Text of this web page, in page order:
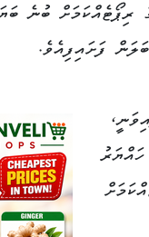
ރިޕޯޓެއްކަމަށް ބުނެ
ފަށައިފިއެވެ.
ހައްޔަރު